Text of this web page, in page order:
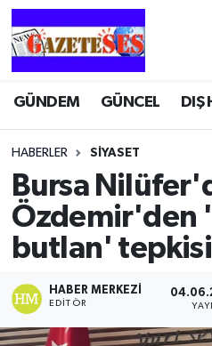
GÜNDEM GÜNCEL DIŞ
HABERLER SİYASET
Bursa
Özdemir'den
butlan' tepkisi
HABER MERKEZI
EDITÖR